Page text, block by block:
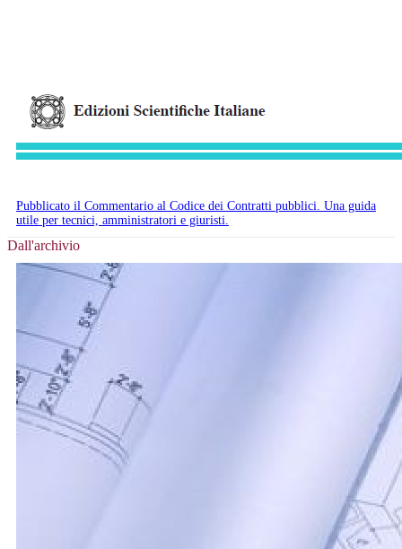
Pubblicato il Commentario al Codice dei Contratti pubblici. Una guida
utile per tecnici, amministratori e giuristi.
Dall'archivio